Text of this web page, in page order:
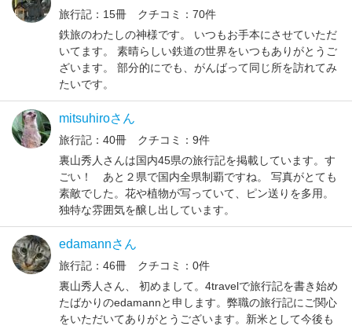
旅行記：15冊 クチコミ：70件
鉄旅のわたしの神様です。 いつもお手本にさせていただ
いてます。 素晴らしい鉄道の世界をいつもありがとうご
ざいます。 部分的にでも、がんばって同じ所を訪れてみ
たいです。
mitsuhiroさん
旅行記：40冊 クチコミ：9件
裏山秀人さんは国内45県の旅行記を掲載しています。す
ごい！ あと２県で国内全県制覇ですね。 写真がとても
素敵でした。花や植物が写っていて、ピン送りを多用。
独特な雰囲気を醸し出しています。
edamannさん
旅行記：46冊 クチコミ：0件
裏山秀人さん、 初めまして。4travelで旅行記を書き始め
たばかりのedamannと申します。弊職の旅行記にご関心
をいただいてありがとうございます。新米として今後も